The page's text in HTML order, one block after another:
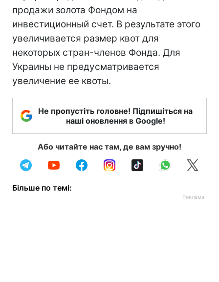
продажи золота Фондом на
инвестиционный счет. В результате этого
увеличивается размер квот для
некоторых стран-членов Фонда. Для
Украины не предусматривается
увеличение ее квоты.
Не пропустіть головне! Підпишіться на
наші оновлення в Google!
Або читайте нас там, де вам зручно!
Більше по темі: